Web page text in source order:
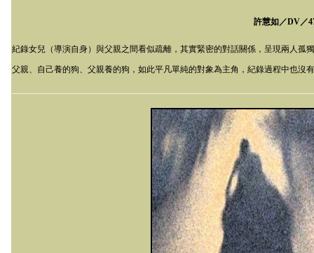
許慧如／DV ／
紀錄女兒（導演自身）與父親之間看似疏離，其實緊密的對話關係，呈現兩人
父親、自己養的狗、父親養的狗，如此平凡單純的對象為主角，紀錄過程中也沒